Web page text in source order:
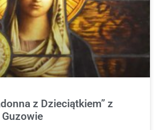
z Dzieciątkiem” z
Guzowie